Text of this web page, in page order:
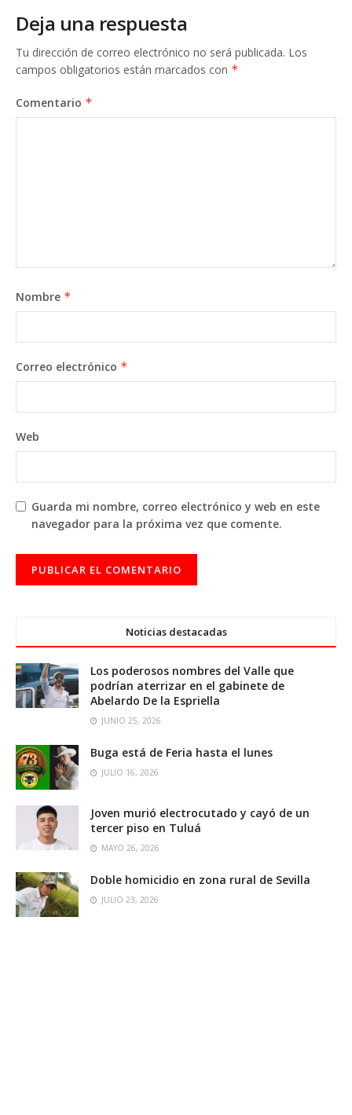
Deja una respuesta
Tu dirección de correo electrónico no será publicada. Los
campos obligatorios están marcados con *
Comentario *
Nombre *
Correo electrónico *
Web
Guarda mi nombre, correo electrónico y web en este
navegador para la próxima vez que comente.
Noticias destacadas
Los poderosos nombres del Valle que
podrían aterrizar en el gabinete de
Abelardo De la Espriella
JUNIO 25, 2026
Buga está de Feria hasta el lunes
JULIO 16, 2026
Joven murió electrocutado y cayó de un
tercer piso en Tuluá
MAYO 26, 2026
Doble homicidio en zona rural de Sevilla
JULIO 23, 2026